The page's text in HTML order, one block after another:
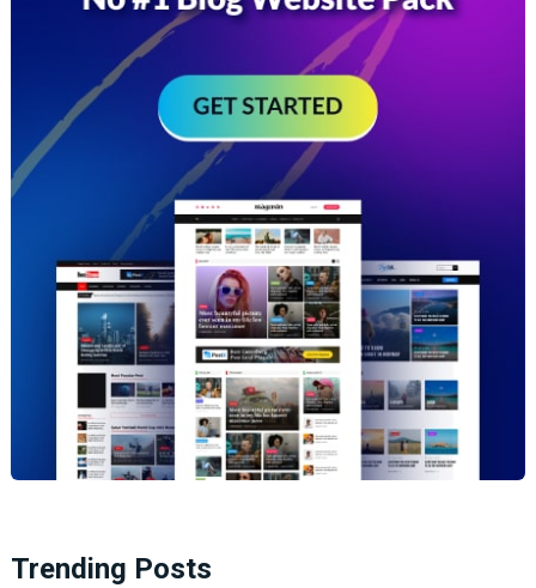
Trending Posts